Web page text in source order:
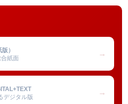
版）
紙面
→
デジタル版
→